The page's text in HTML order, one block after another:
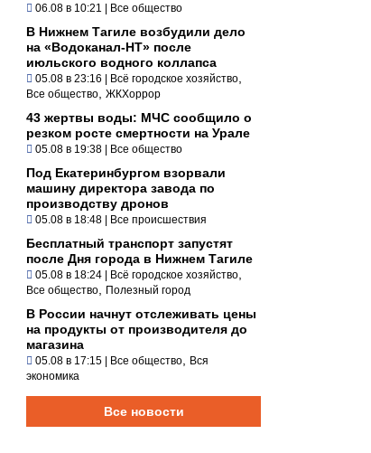
06.08 в 10:21 | Все общество
В Нижнем Тагиле возбудили дело
на «Водоканал-НТ» после
июльского водного коллапса
05.08 в 23:16 | Всё городское хозяйство
Все общество ЖКХоррор
43 жертвы воды: МЧС сообщило о
резком росте смертности на Урале
05.08 в 19:38 | Все общество
Под Екатеринбургом взорвали
машину директора завода по
производству дронов
05.08 в 18:48 | Все происшествия
Бесплатный транспорт запустят
после Дня города в Нижнем Тагиле
05.08 в 18:24 | Всё городское хозяйство
Все общество Полезный город
В России начнут отслеживать цены
на продукты от производителя до
магазина
05.08 в 17:15 | Все общество
Вся
экономика
Все новости